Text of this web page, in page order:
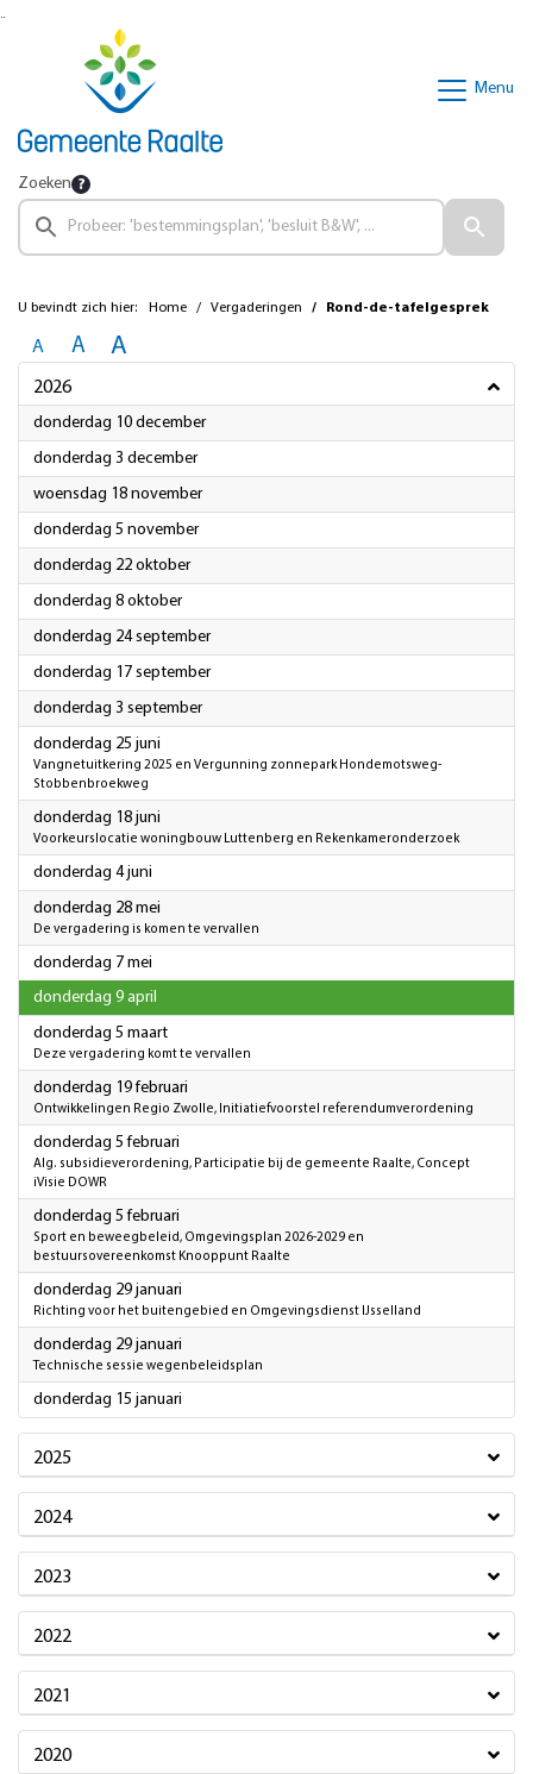
Ga naar de inhoud van deze pagina
Ga naar het zoeken
Menu
Zoeken
U bevindt zich hier: Home Vergaderingen Rond-de-tafelgesprek
A A A
2026
donderdag 10 december2026
donderdag 3 december2026
woensdag 18 november2026
donderdag 5 november2026
donderdag 22 oktober2026
donderdag 8 oktober2026
donderdag 24 september2026
donderdag 17 september2026
donderdag 3 september2026
donderdag 25 juni
Vangnetuitkering 2025 en Vergunning zonnepark Hondemotsweg-
Stobbenbroekweg
donderdag 18 juni
Voorkeurslocatie woningbouw Luttenberg en Rekenkameronderzoek
donderdag 4 juni
donderdag 28 mei
De vergadering is komen te vervallen
donderdag 7 mei
donderdag 9 april
donderdag 5 maart2026
Deze vergadering komt te vervallen
donderdag 19 februari
Ontwikkelingen Regio Zwolle, Initiatiefvoorstel referendumverordening
donderdag 5 februari
Alg. subsidieverordening, Participatie bij de gemeente Raalte, Concept
iVisie DOWR
donderdag 5 februari
Sport en beweegbeleid, Omgevingsplan 2026-2029 en
bestuursovereenkomst Knooppunt Raalte
donderdag 29 januari
Richting voor het buitengebied en Omgevingsdienst IJsselland
donderdag 29 januari
Technische sessie wegenbeleidsplan
donderdag 15 januari
2025
2024
2023
2022
2021
2020